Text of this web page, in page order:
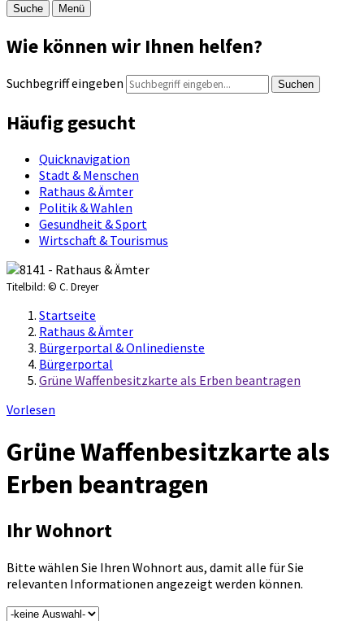
Suche Menü
Wie können wir Ihnen helfen?
Suchbegriff eingeben Suchen
Häufig gesucht
Quicknavigation
Stadt & Menschen
Rathaus & Ämter
Politik & Wahlen
Gesundheit & Sport
Wirtschaft & Tourismus
Titelbild: © C. Dreyer
Startseite
Rathaus & Ämter
Bürgerportal & Onlinedienste
Bürgerportal
Grüne Waffenbesitzkarte als Erben beantragen
Vorlesen
Grüne Waffenbesitzkarte als
Erben beantragen
Ihr Wohnort
Bitte wählen Sie Ihren Wohnort aus, damit alle für Sie
relevanten Informationen angezeigt werden können.